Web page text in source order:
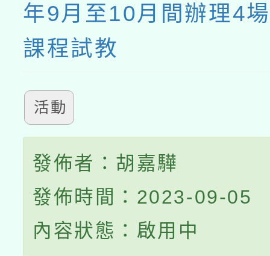
年9月至10月間辦理4
課程試教
活動
發佈者：胡嘉驊
發佈時間：2023-09-05
內容狀態：啟用中